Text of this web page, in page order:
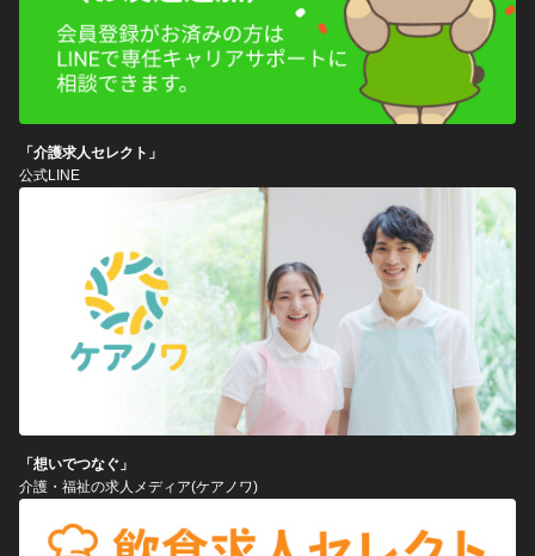
「介護求人セレクト」
公式LINE
「想いでつなぐ」
介護・福祉の求人メディア(ケアノワ)